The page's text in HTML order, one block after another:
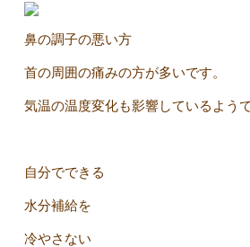
鼻の調子の悪い方
首の周囲の痛みの方が多いです。
気温の温度変化も影響しているようで
自分でできる
水分補給を
冷やさない